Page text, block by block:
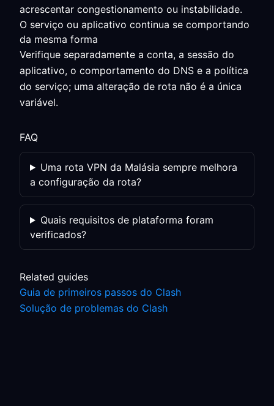
acrescentar congestionamento ou instabilidade.
O serviço ou aplicativo continua se comportando
da mesma forma
Verifique separadamente a conta, a sessão do
aplicativo, o comportamento do DNS e a política
do serviço; uma alteração de rota não é a única
variável.
FAQ
Uma rota VPN da Malásia sempre melhora
a configuração da rota?
Quais requisitos de plataforma foram
verificados?
Related guides
Guia de primeiros passos do Clash
Solução de problemas do Clash